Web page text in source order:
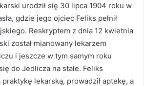
urodził się 30 lipca 1904 roku w
gdzie jego ojciec Feliks pełnił
Reskryptem z dnia 12 kwietnia
został mianowany lekarzem
i jeszcze w tym samym roku
do Jedlicza na stałe. Feliks
praktykę lekarską, prowadził aptekę, a